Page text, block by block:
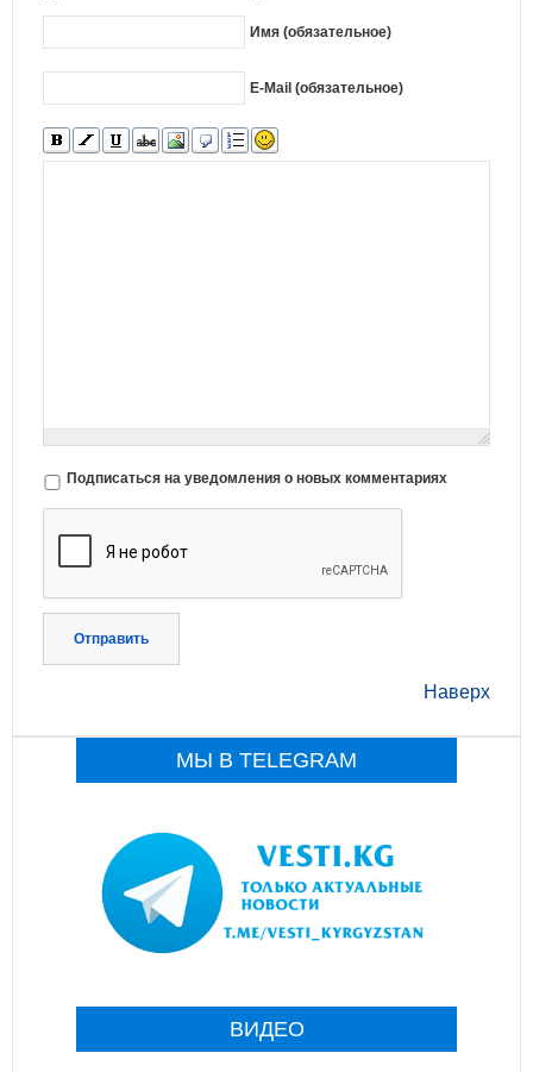
Имя (обязательное)
E-Mail (обязательное)
Подписаться на уведомления о новых комментариях
Отправить
Наверх
МЫ В TELEGRAM
ВИДЕО